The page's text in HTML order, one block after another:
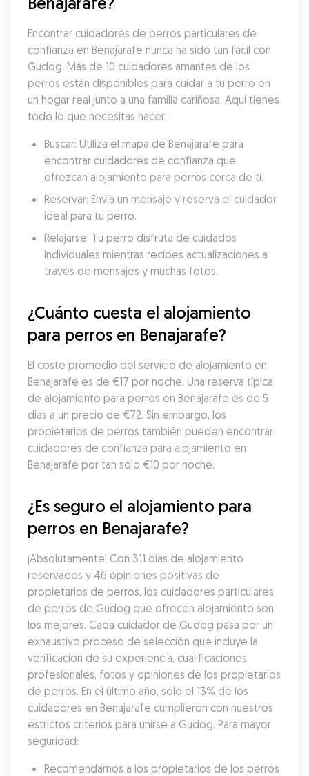
Encontrar cuidadores de perros particulares de
confianza en Benajarafe nunca ha sido tan fácil con
Gudog. Más de 10 cuidadores amantes de los
perros están disponibles para cuidar a tu perro en
un hogar real junto a una familia cariñosa. Aquí tienes
todo lo que necesitas hacer:
Buscar: Utiliza el mapa de Benajarafe para
encontrar cuidadores de confianza que
ofrezcan alojamiento para perros cerca de ti.
Reservar: Envía un mensaje y reserva el cuidador
ideal para tu perro.
Relajarse: Tu perro disfruta de cuidados
individuales mientras recibes actualizaciones a
través de mensajes y muchas fotos.
¿Cuánto cuesta el alojamiento
para perros en Benajarafe?
El coste promedio del servicio de alojamiento en
Benajarafe es de €17 por noche. Una reserva típica
de alojamiento para perros en Benajarafe es de 5
días a un precio de €72. Sin embargo, los
propietarios de perros también pueden encontrar
cuidadores de confianza para alojamiento en
Benajarafe por tan solo €10 por noche.
¿Es seguro el alojamiento para
perros en Benajarafe?
¡Absolutamente! Con 311 días de alojamiento
reservados y 46 opiniones positivas de
propietarios de perros, los cuidadores particulares
de perros de Gudog que ofrecen alojamiento son
los mejores. Cada cuidador de Gudog pasa por un
exhaustivo proceso de selección que incluye la
verificación de su experiencia, cualificaciones
profesionales, fotos y opiniones de los propietarios
de perros. En el último año, solo el 13% de los
cuidadores en Benajarafe cumplieron con nuestros
estrictos criterios para unirse a Gudog. Para mayor
seguridad:
Recomendamos a los propietarios de los perros